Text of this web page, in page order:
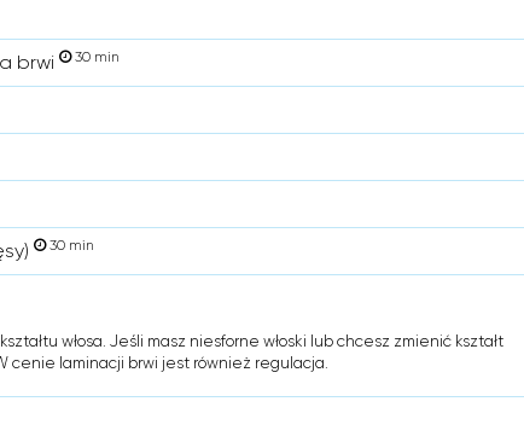
brwi 30 min
30 min
włosa. Jeśli masz niesforne włoski lub chcesz zmienić kształt
cenie laminacji brwi jest również regulacja.